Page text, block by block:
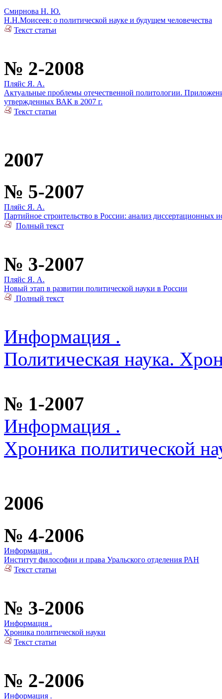
Смирнова Н. Ю.
Н.Н.Моисеев: о политической науке и будущем человечества
Текст статьи
№ 2-2008
Пляйс Я. А.
Актуальные проблемы отечественной политологии.
утвержденных ВАК в 2007 г.
Текст статьи
2007
№ 5-2007
Пляйс Я. А.
Партийное строительство в России: анализ диссертационных
Полный текст
№ 3-2007
Пляйс Я. А.
Новый этап в развитии политической науки в России
Полный текст
Информация .
Политическая наука.
№ 1-2007
Информация .
Хроника политической
2006
№ 4-2006
Информация .
Институт философии и права Уральского отделения РАН
Текст статьи
№ 3-2006
Информация .
Хроника политической науки
Текст статьи
№ 2-2006
Информация .